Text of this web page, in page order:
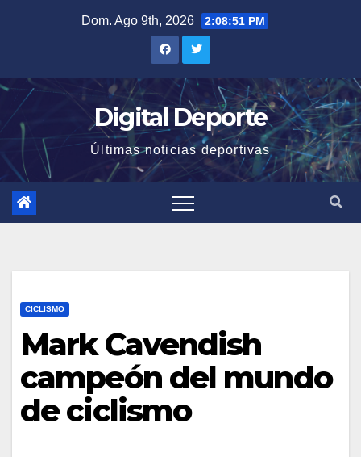
Dom. Ago 9th, 2026 2:08:52 PM
Digital Deporte
Últimas noticias deportivas
CICLISMO
Mark Cavendish
campeón del mundo
de ciclismo